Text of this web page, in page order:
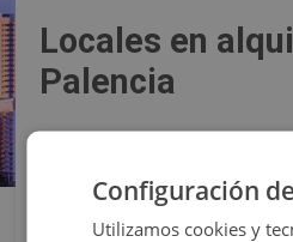
Locales en
Palencia
Filtros
Configuración
Utilizamos cookies y